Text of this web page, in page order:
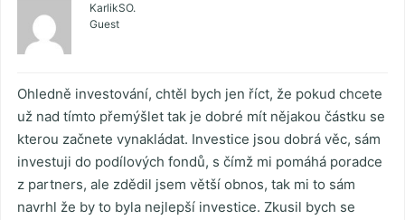
KarlikSO.
Guest
Ohledně investování, chtěl bych jen říct, že pokud chcete
už nad tímto přemýšlet tak je dobré mít nějakou částku se
kterou začnete vynakládat. Investice jsou dobrá věc, sám
investuji do podílových fondů, s čímž mi pomáhá poradce
z partners, ale zdědil jsem větší obnos, tak mi to sám
navrhl že by to byla nejlepší investice. Zkusil bych se